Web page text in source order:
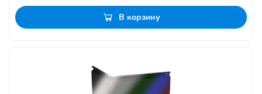
В корзину